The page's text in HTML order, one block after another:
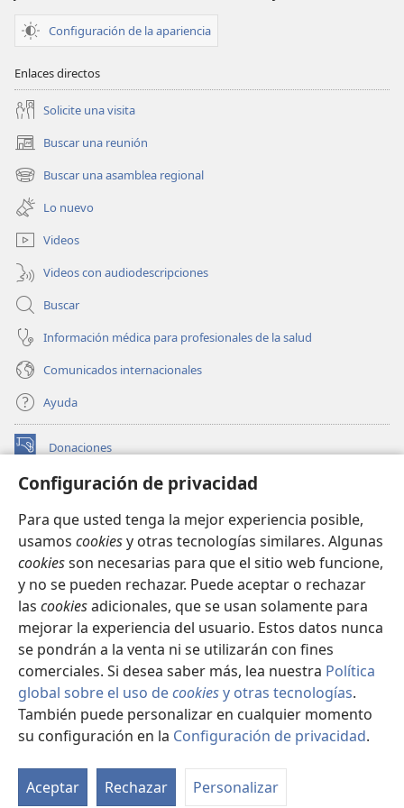
Configuración de privacidad
Para que usted tenga la mejor experiencia posible,
usamos cookiesy otras tecnologías similares. Algunas
cookiesson necesarias para que el sitio web funcione,
y no se pueden rechazar. Puede aceptar o rechazar
las cookiesadicionales, que se usan solamente para
mejorar la experiencia del usuario. Estos datos nunca
se pondrán a la venta ni se utilizarán con fines
comerciales. Si desea saber más, lea nuestra Política
global sobre el uso decookiesy otras tecnologías.
También puede personalizar en cualquier momento
su configuración en la Configuración de privacidad.
Aceptar Rechazar Personalizar
Configuración de la apariencia
Enlaces directos
Solicite una visita
Buscar una reunión
(abre
una
nueva
ventana)
Buscar una asamblea regional
(abre
una
nueva
ventana)
Lo nuevo
Videos
Videos con audiodescripciones
Buscar
Información médica para profesionales de la salud
Comunicados internacionales
Ayuda
Donaciones
(abre
nueva BIBLIOTECA EN LÍNEA Watchtower™
una
nueva
ventana)
JW Hub
(abre
una
nueva
ventana)
JW Library
Watchtower Library
Copyright© 2026 Watch Tower Bible and Tract Society of Pennsylvania.
CONDICIONES DE USO| POLÍTICA DE PRIVACIDAD
|
CONFIGURACIÓN DE PRIVACIDAD